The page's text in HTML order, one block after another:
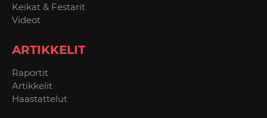
Keikat & Festarit
Videot
ARTIKKELIT
Raportit
Artikkelit
Haastattelut